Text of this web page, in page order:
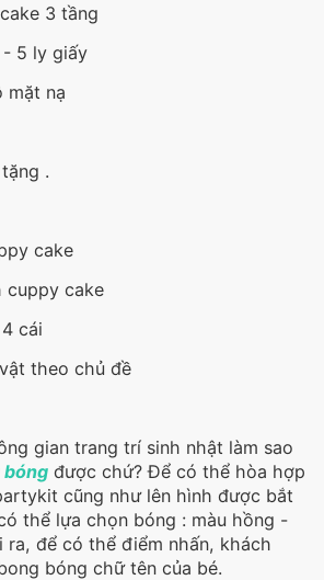
3 tầng
5 ly giấy
mặt nạ
.
cake
cuppy cake
cái
theo chủ đề
gian trang trí sinh nhật làm sao
bóng được chứ? Để có thể hòa hợp
cũng như lên hình được bắt
thể lựa chọn bóng : màu hồng -
ra, để có thể điểm nhấn, khách
bóng chữ tên của bé.